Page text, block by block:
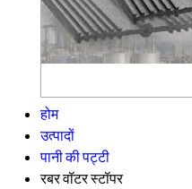
होम
उत्पादों
पानी की पट्टी
रबर वॉटर स्टॉपर